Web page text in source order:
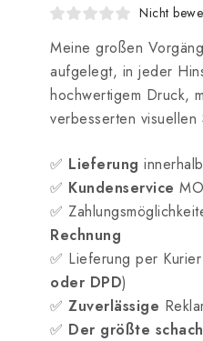
Nicht
Meine großen
aufgelegt, in jeder
hochwertigem Druck,
verbesserten visuellen
✅ Lieferung
✅ Kundenservice
✅
Rechnung
✅ Lieferung per
oder DPD)
✅ Zuverlässige
✅ Der größte